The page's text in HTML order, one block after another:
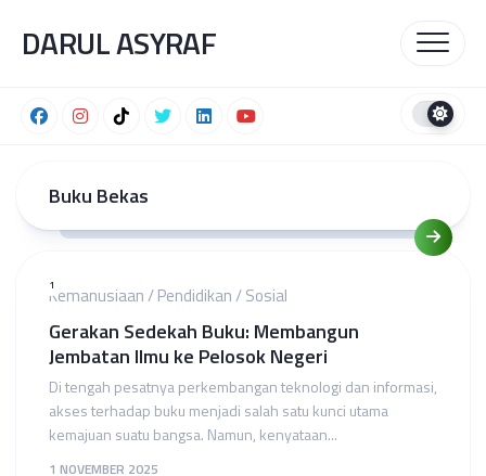
content
DARUL ASYRAF
Buku Bekas
1Kemanusiaan/Pendidikan/Sosial
Gerakan Sedekah Buku: Membangun
Jembatan Ilmu ke Pelosok Negeri
Di tengah pesatnya perkembangan teknologi dan informasi,
akses terhadap buku menjadi salah satu kunci utama
kemajuan suatu bangsa. Namun, kenyataan...
1 NOVEMBER 2025